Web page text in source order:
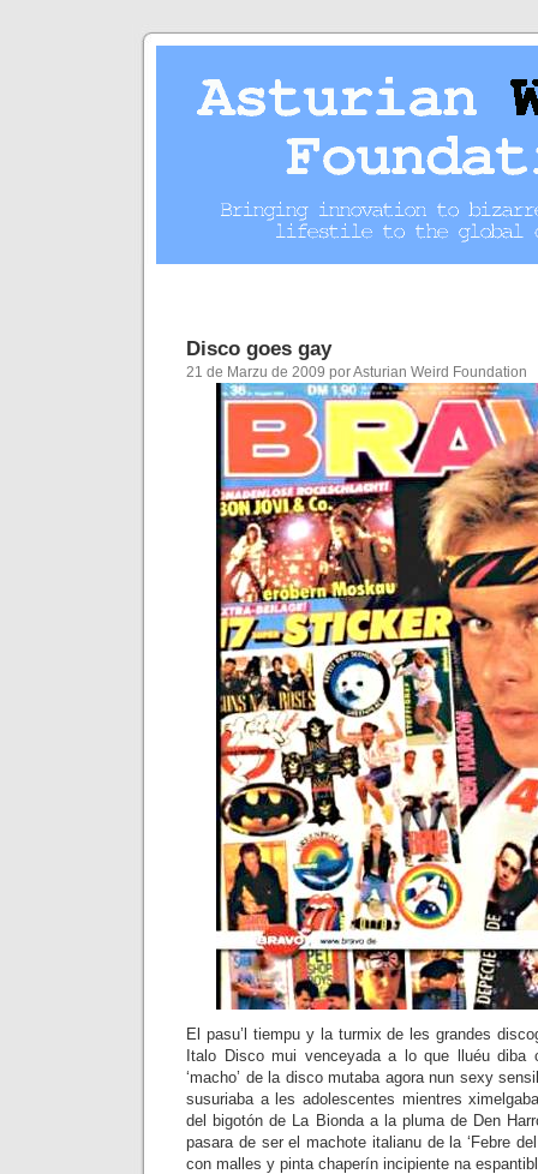
Disco goes gay
21 de Marzu de 2009 por Asturian Weird Foundation
El pasu’l tiempu y la turmix de les grandes
Italo Disco mui venceyada a lo que lluéu diba
‘macho’ de la disco mutaba agora nun sexy
susuriaba a les adolescentes mientres
del bigotón de La Bionda a la pluma de Den
pasara de ser el machote italianu de la ‘Febre
con malles y pinta chaperín incipiente na